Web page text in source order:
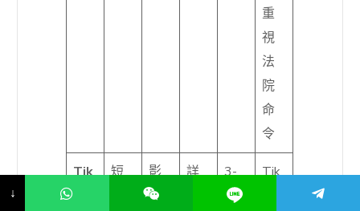
重
視
法
院
命
令
Tik
短
影
片
詳
3-
10
Tik
↓